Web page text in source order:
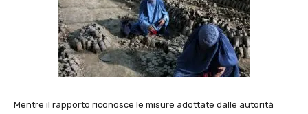
Mentre il rapporto riconosce le misure adottate dalle autorità